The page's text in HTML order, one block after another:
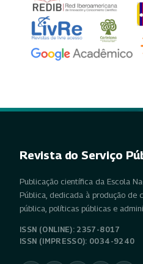
Revista do Serviço
Publicação científica da Escola
Pública, dedicada à produção de
pública, políticas públicas e
ISSN (ONLINE): 2357-8017
ISSN (IMPRESSO): 0034-9240